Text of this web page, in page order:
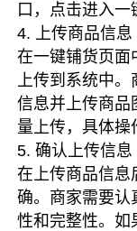
口，点击进入一
4. 上传商品信息
在一键铺货页面
上传到系统中。
信息并上传商品
量上传，具体操
5. 确认上传信息
在上传商品信息
确。商家需要认
性和完整性。如